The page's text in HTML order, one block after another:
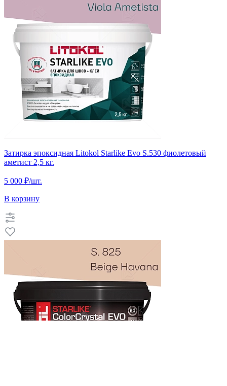
Затирка эпоксидная Litokol Starlike Evo S.530 фиолетовый
аметист 2,5 кг.
5 000 ₽/шт.
В корзину